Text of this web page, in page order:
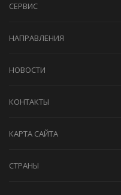
СЕРВИС
НАПРАВЛЕНИЯ
НОВОСТИ
КОНТАКТЫ
КАРТА САЙТА
СТРАНЫ